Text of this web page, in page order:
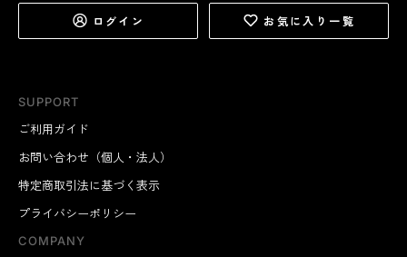
SUPPORT
ご利用ガイド
お問い合わせ（個人・法人）
特定商取引法に基づく表示
プライバシーポリシー
COMPANY
ログイン お気に入り一覧